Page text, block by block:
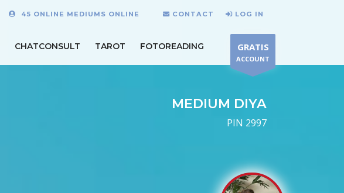
45 ONLINE MEDIUMS ONLINE CONTACT LOG IN
CHATCONSULT TAROT FOTOREADING GRATIS
ACCOUNT
MEDIUM DIYA
PIN 2997